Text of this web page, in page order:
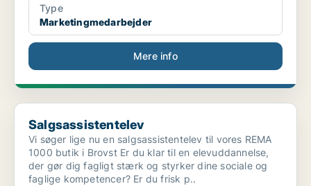
Type
Marketingmedarbejder
Mere info
Salgsassistentelev
Salgsassistentelev
Vi søger lige nu en salgsassistentelev til vores REMA
1000 butik i Brovst Er du klar til en elevuddannelse,
der gør dig fagligt stærk og styrker dine sociale og
faglige kompetencer? Er du frisk p..